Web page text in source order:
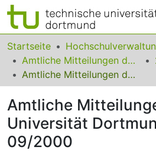
Bereiche & Sammlungen
Das gesamte Repositorium
FAQ
Leitlinien
Startseite
Amtliche Mitteilungen der Technischen Universität Dortmund
Amtliche Mitteilungen der Universität Dortmund Nr. 09/2000
Amtliche
Universität
09/2000